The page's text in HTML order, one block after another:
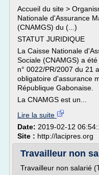
Accueil du site >
Nationale d'Assurance
(CNAMGS) du (...)
STATUT JURIDIQUE
La Caisse Nationale
Sociale (CNAMGS) a
n° 0022/PR/2007 du 21
obligatoire d'assurance
République Gabonaise.
La CNAMGS est un...
Lire la suite
Date: 2019-02-12
Site : http://lacipres.org
Travailleur non
Travailleur non salarié